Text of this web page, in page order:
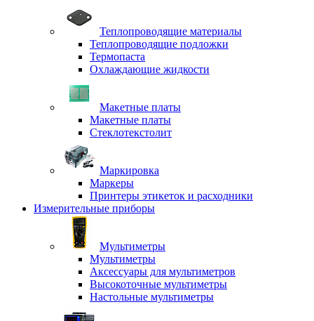
Теплопроводящие материалы
Теплопроводящие подложки
Термопаста
Охлаждающие жидкости
Макетные платы
Макетные платы
Стеклотекстолит
Маркировка
Маркеры
Принтеры этикеток и расходники
Измерительные приборы
Мультиметры
Мультиметры
Аксессуары для мультиметров
Высокоточные мультиметры
Настольные мультиметры